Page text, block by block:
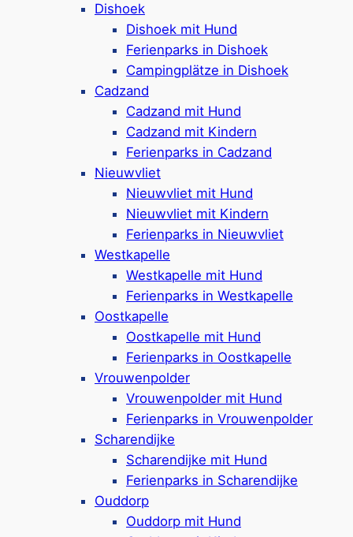
Dishoek
Dishoek mit Hund
Ferienparks in Dishoek
Campingplätze in Dishoek
Cadzand
Cadzand mit Hund
Cadzand mit Kindern
Ferienparks in Cadzand
Nieuwvliet
Nieuwvliet mit Hund
Nieuwvliet mit Kindern
Ferienparks in Nieuwvliet
Westkapelle
Westkapelle mit Hund
Ferienparks in Westkapelle
Oostkapelle
Oostkapelle mit Hund
Ferienparks in Oostkapelle
Vrouwenpolder
Vrouwenpolder mit Hund
Ferienparks in Vrouwenpolder
Scharendijke
Scharendijke mit Hund
Ferienparks in Scharendijke
Ouddorp
Ouddorp mit Hund
5-Sterne-Campingplatz in Renesse
Verschiedene Stellplätze buchbar, optional
mit Privatsanitär
Auch Bungalows & Safarizelte buchbar,
optional mit Hot Tub
Hundefreundliche Campingplätze &
Unterkünfte vorhanden (bis zu 2 Hunde)
Freibad, Hallenbad und
(Wasser-)Spielplätze
verschiedene Rutschen, Wildwasserbahn &
Wasser-Spielschiff
Spielplätze drinnen & draußen, Sportplätze,
Supermarkt & Radverleih
Ca. 750 Meter bis zum Strand
Google Rezensionen:
4,2/5 Sterne
Bewertungen)
Mehr ansehen*
Ferienpark Port Greve
Ferienpark in Brouwershaven,ca. 11 km
von Renesse entfernt
Ferienunterkünfte für 2-12 Personen,